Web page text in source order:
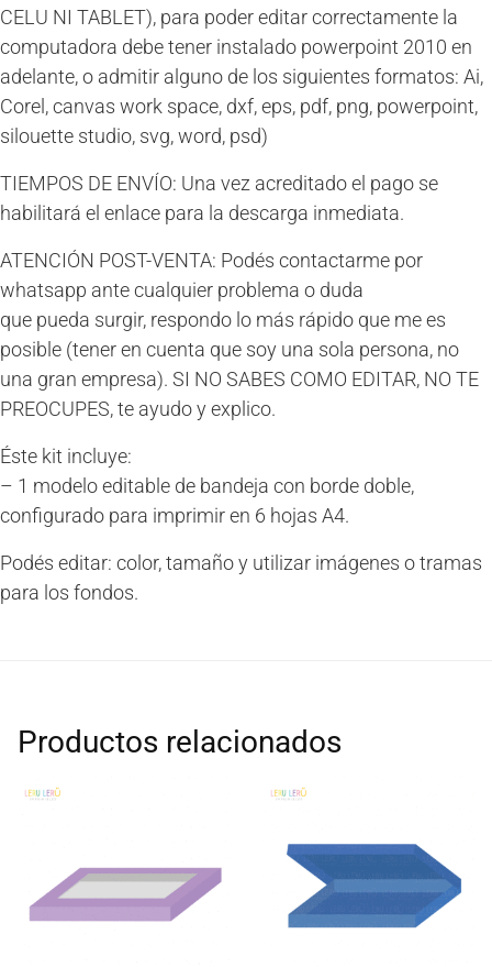
CELU NI TABLET), para poder editar correctamente la
computadora debe tener instalado powerpoint 2010 en
adelante, o admitir alguno de los siguientes formatos: Ai,
Corel, canvas work space, dxf, eps, pdf, png, powerpoint,
silouette studio, svg, word, psd)
TIEMPOS DE ENVÍO: Una vez acreditado el pago se
habilitará el enlace para la descarga inmediata.
ATENCIÓN POST-VENTA: Podés contactarme por
whatsapp ante cualquier problema o duda
que pueda surgir, respondo lo más rápido que me es
posible (tener en cuenta que soy una sola persona, no
una gran empresa). SI NO SABES COMO EDITAR, NO TE
PREOCUPES, te ayudo y explico.
Éste kit incluye:
– 1 modelo editable de bandeja con borde doble,
configurado para imprimir en 6 hojas A4.
Podés editar: color, tamaño y utilizar imágenes o tramas
para los fondos.
Productos relacionados